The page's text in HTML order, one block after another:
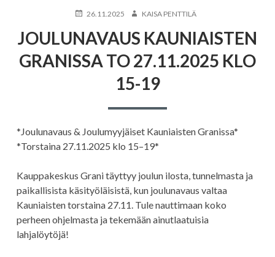
KIRJOITETTU
26.11.2025 KIRJOITTAJA
KAISA PENTTILÄ
JOULUNAVAUS KAUNIAISTEN
GRANISSA TO 27.11.2025 KLO
15-19
*Joulunavaus & Joulumyyjäiset Kauniaisten Granissa*
*Torstaina 27.11.2025 klo 15–19*
Kauppakeskus Grani täyttyy joulun ilosta, tunnelmasta ja
paikallisista käsityöläisistä, kun joulunavaus valtaa
Kauniaisten torstaina 27.11. Tule nauttimaan koko
perheen ohjelmasta ja tekemään ainutlaatuisia
lahjalöytöjä!